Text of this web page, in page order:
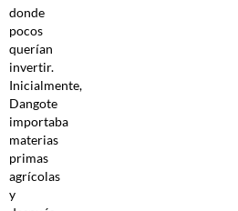
donde
pocos
querían
invertir.
Inicialmente,
Dangote
importaba
materias
primas
agrícolas
y